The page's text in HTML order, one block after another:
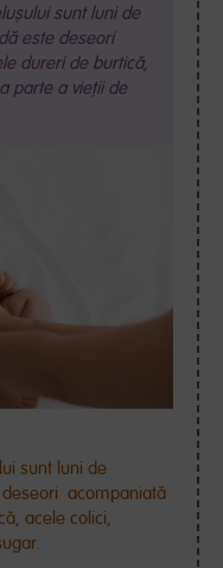
sunt luni de
este deseori
dureri de burtică,
parte a vieții de
sunt luni de
acompaniată
acele colici,